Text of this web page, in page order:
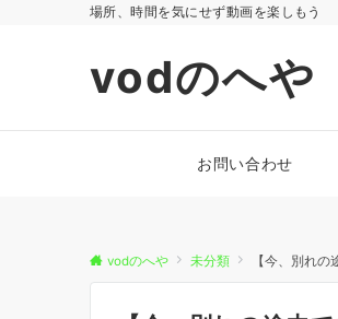
場所、時間を気にせず動画を楽しもう
vodのへや
お問い合わせ
vodのへや 未分類 【今、別れ